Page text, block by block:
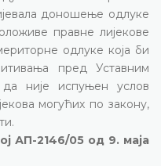
доношење одлуке
правне лијекове
одлуке која би
пред Уставним
није испуњен услов
могућих по закону,
АП-2146/05 од 9. маја